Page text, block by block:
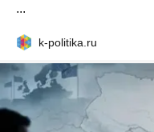
...
k-politika.ru